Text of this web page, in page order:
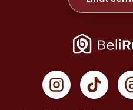
Properti Dijual di Jelambar >
Properti Dijual di
Properti Dijual di Gambir >
Properti Dijual di Johar Baru >